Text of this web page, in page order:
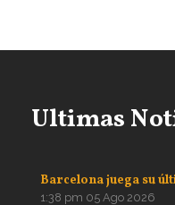
Ultimas
Barcelona juega su
1:38 pm 05 Ago 2026